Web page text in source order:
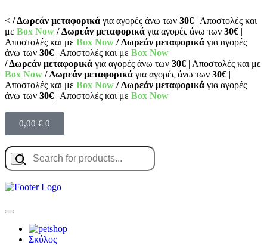
< / Δωρεάν μεταφορικά για αγορές άνω των 30€ | Αποστολές και
με Box Now / Δωρεάν μεταφορικά για αγορές άνω των 30€ |
Αποστολές και με Box Now / Δωρεάν μεταφορικά για αγορές
άνω των 30€ | Αποστολές και με Box Now
/ Δωρεάν μεταφορικά για αγορές άνω των 30€ | Αποστολές και με
Box Now / Δωρεάν μεταφορικά για αγορές άνω των 30€ |
Αποστολές και με Box Now / Δωρεάν μεταφορικά για αγορές
άνω των 30€ | Αποστολές και με Box Now
0,00 € 0
Σκύλος